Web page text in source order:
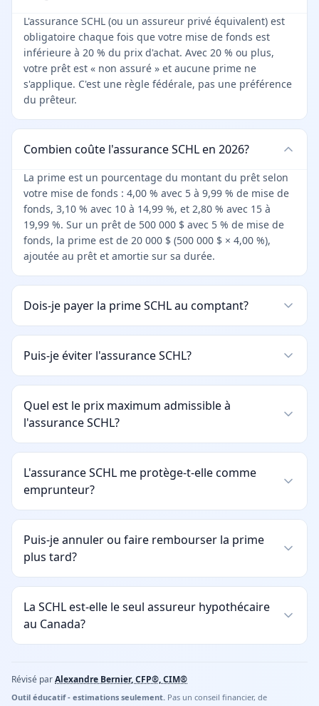
L'assurance SCHL (ou un assureur privé équivalent) est
obligatoire chaque fois que votre mise de fonds est
inférieure à 20 % du prix d'achat. Avec 20 % ou plus,
votre prêt est « non assuré » et aucune prime ne
s'applique. C'est une règle fédérale, pas une préférence
du prêteur.
Combien coûte l'assurance SCHL en 2026?
La prime est un pourcentage du montant du prêt selon
votre mise de fonds : 4,00 % avec 5 à 9,99 % de mise de
fonds, 3,10 % avec 10 à 14,99 %, et 2,80 % avec 15 à
19,99 %. Sur un prêt de 500 000 $ avec 5 % de mise de
fonds, la prime est de 20 000 $ (500 000 $ × 4,00 %),
ajoutée au prêt et amortie sur sa durée.
Dois-je payer la prime SCHL au comptant?
Puis-je éviter l'assurance SCHL?
Quel est le prix maximum admissible à
l'assurance SCHL?
L'assurance SCHL me protège-t-elle comme
emprunteur?
Puis-je annuler ou faire rembourser la prime
plus tard?
La SCHL est-elle le seul assureur hypothécaire
au Canada?
Révisé parAlexandre Bernier, CFP®, CIM®
Outil éducatif - estimations seulement. Pas un conseil financier, de